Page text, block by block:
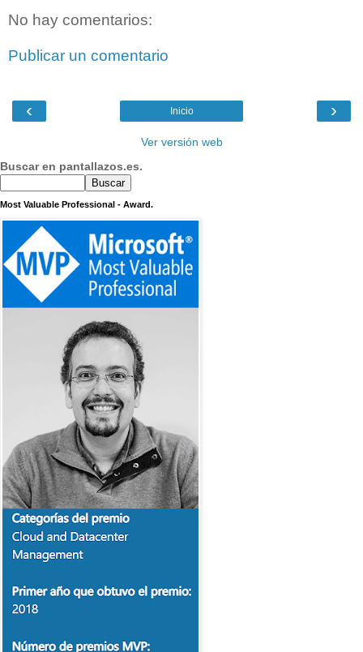
No hay comentarios:
Publicar un comentario
‹ ›
Inicio
Ver versión web
Buscar en pantallazos.es.
Most Valuable Professional - Award.